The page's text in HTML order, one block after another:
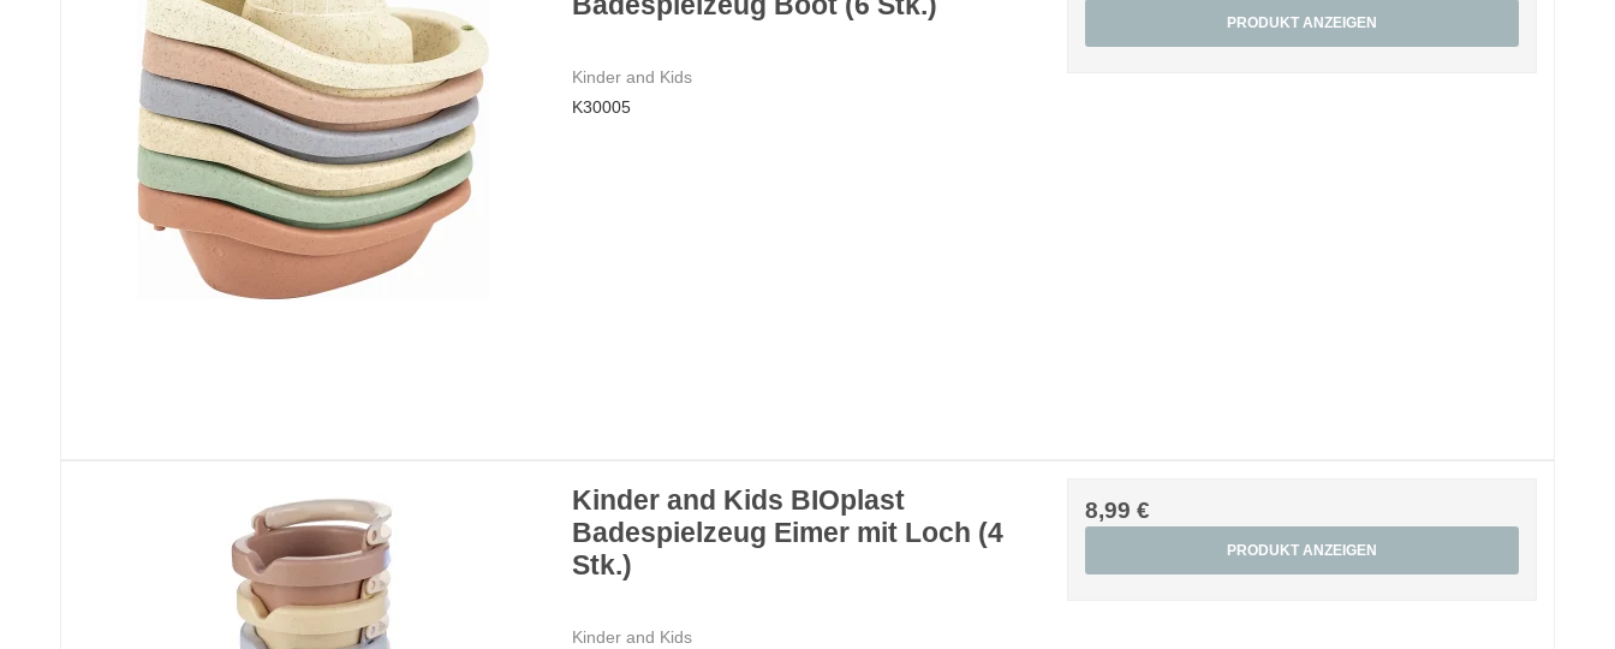
Kinder and Kids
K30005
PRODUKT ANZEIGEN
Kinder and Kids BIOplast
Badespielzeug Eimer mit Loch (4
Stk.)
Kinder and Kids
8,99 €
PRODUKT ANZEIGEN